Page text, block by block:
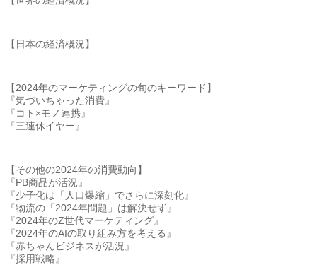
【日本の経済概況】
【2024年のマーケティングの旬のキーワード】
『気づいちゃった消費』
『コト×モノ連携』
『三連休イヤー』
【その他の2024年の消費動向】
『PB商品が活況』
『少子化は「人口爆縮」でさらに深刻化』
『物流の「2024年問題」は解決せず』
『2024年のZ世代マーケティング』
『2024年のAIの取り組み方を考える』
『赤ちゃんビジネスが活況』
『採用戦略』